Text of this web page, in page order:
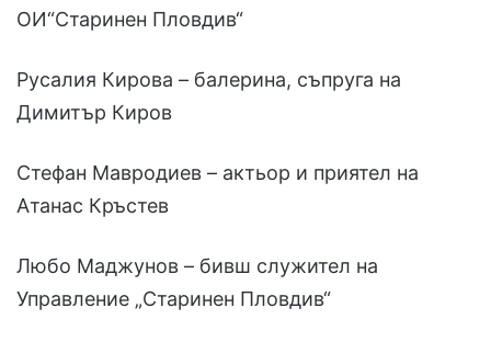
ОИ“Старинен Пловдив“
Русалия Кирова – балерина, съпруга на
Димитър Киров
Стефан Мавродиев – актьор и приятел на
Атанас Кръстев
Любо Маджунов – бивш служител на
Управление „Старинен Пловдив“